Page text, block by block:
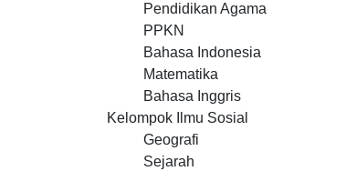
Pendidikan Agama
PPKN
Bahasa Indonesia
Matematika
Bahasa Inggris
Kelompok Ilmu Sosial
Geografi
Sejarah